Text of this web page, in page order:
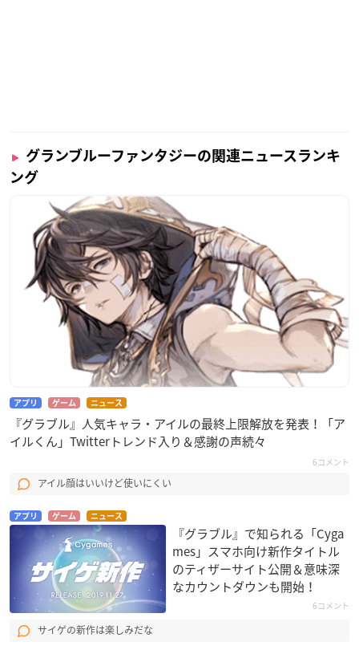
グランブルーファンタジーの関連ニュースランキ
ング
アプリ ゲーム ニュース
『グラブル』人気キャラ・アイルの最終上限解放を発表！「ア
イルくん」Twitterトレンド入り＆感謝の声続々
6コメント
アイル顔はいいけど使いにくい
アプリ ゲーム ニュース
『グラブル』で知られる「Cyga
mes」スマホ向け新作タイトル
のティザーサイト公開＆意味深
なカウントダウンも開始！
6コメント
サイゲの新作は楽しみだな